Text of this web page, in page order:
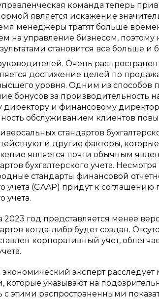
управленческая команда теперь
является искажение
менеджеры тратят больше
на управление бизнесом,
становится все больше и
Очень
достижение целей по
уровня. Одним из способов
бонусов за производительность
директору и финансовому
обслуживанием клиентов
стандартов
и другие факторы,
является почти обычным
бухгалтерского учета.
стандарты финансовой
учета (GAAP) придут к
учета.
2023 год представляется менее
когда-либо будет создан.
корпоративный учет,
эксперт
которые указывают на
этими распространенными